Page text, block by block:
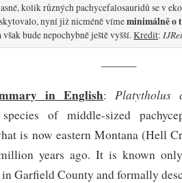
kolik různých pachycefalosauridů se v
nyní již nicméně vímeminimálně o
bude nepochybně ještě vyšší.Kredit:
———
in English: Platytholus
of middle-sized
is now eastern Montana (Hell
years ago. It is known
in Garfield County and formally